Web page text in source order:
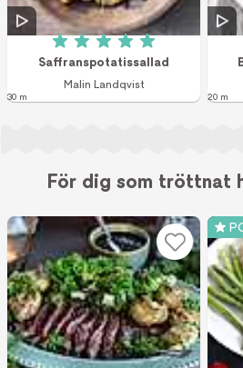
Betyg: 5 av 5 (3 röster)
Saffranspotatissallad
Malin Landqvist
30 m 20 m
För dig som tröttnat